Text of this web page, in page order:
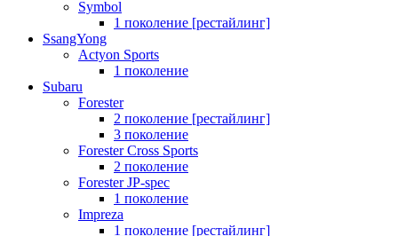
Symbol
1 поколение [рестайлинг]
SsangYong
Actyon Sports
1 поколение
Subaru
Forester
2 поколение [рестайлинг]
3 поколение
Forester Cross Sports
2 поколение
Forester JP-spec
1 поколение
Impreza
1 поколение [рестайлинг]